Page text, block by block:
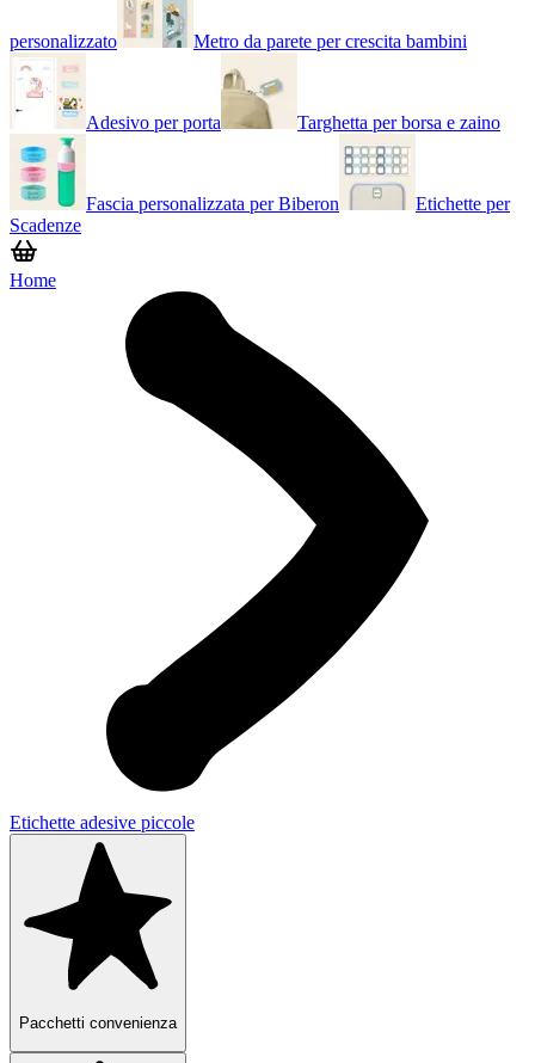
personalizzato Metro da parete per crescita bambini
Adesivo per porta Targhetta per borsa e zaino
Fascia personalizzata per Biberon
Etichette per
Scadenze
Home
Etichette adesive piccole
Pacchetti convenienza